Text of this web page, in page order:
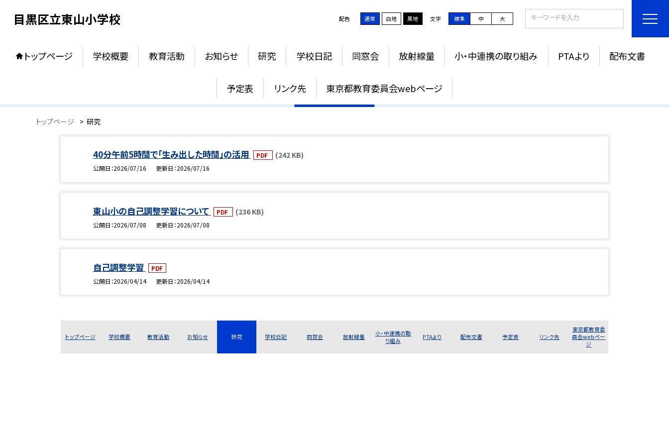
目黒区立東山小学校 配色 通常 白地 黒地 文字 標準 中 大
トップページ 学校概要 教育活動 お知らせ 研究 学校日記 同窓会 放射線量 小・中連携の取り組み PTAより 配布文書
予定表 リンク先 東京都教育委員会webページ
研究
トップページ > 研究
40分午前5時間で「生み出した時間」の活用 PDF (242 KB)
公開日 2026/07/16 更新日 2026/07/16
東山小の自己調整学習について PDF (236 KB)
公開日 2026/07/08 更新日 2026/07/08
自己調整学習
PDF
公開日 2026/04/14 更新日 2026/04/14
トップページ 学校概要 教育活動 お知らせ 研究 学校日記 同窓会 放射線量
小・中連携の取
り組み
PTAより 配布文書 予定表 リンク先
東京都教育委
員会webペー
ジ